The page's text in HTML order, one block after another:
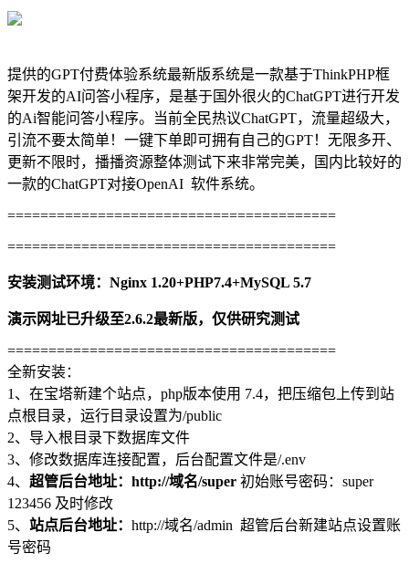
提供的GPT付费体验系统最新版系统是一款基于ThinkPHP框
架开发的AI问答小程序，是基于国外很火的ChatGPT进行开发
的Ai智能问答小程序。当前全民热议ChatGPT，流量超级大，
引流不要太简单！一键下单即可拥有自己的GPT！无限多开、
更新不限时，播播资源整体测试下来非常完美，国内比较好的
一款的ChatGPT对接OpenAI 软件系统。
========================================
========================================
安装测试环境：Nginx 1.20+PHP7.4+MySQL 5.7
演示网址已升级至2.6.2最新版，仅供研究测试
========================================
全新安装：
1、在宝塔新建个站点，php版本使用 7.4，把压缩包上传到站
点根目录，运行目录设置为/public
2、导入根目录下数据库文件
3、修改数据库连接配置，后台配置文件是/.env
4、 超管后台地址：http://域名/super 初始账号密码：super
123456 及时修改
5、 站点后台地址： http://域名/admin 超管后台新建站点设置账
号密码